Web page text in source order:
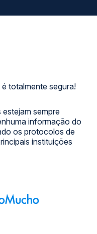
totalmente segura!
sempre
informação do
os protocolos de
instituições